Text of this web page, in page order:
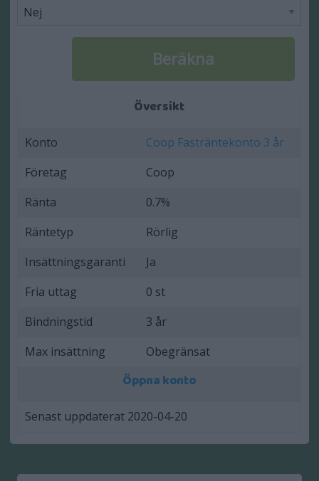
Översikt
Konto
Coop Fasträntekonto 3 år
Företag
Coop
Ränta
0.7%
Räntetyp
Rörlig
Insättningsgaranti
Ja
Fria uttag
0 st
Bindningstid
3 år
Max insättning
Obegränsat
Öppna konto
Senast uppdaterat 2020-04-20